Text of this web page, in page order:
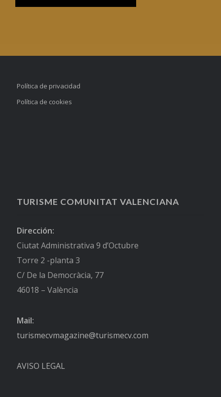
Política de privacidad
Política de cookies
TURISME COMUNITAT VALENCIANA
Dirección:
Ciutat Administrativa 9 d’Octubre
Torre 2 -planta 3
C/ De la Democràcia, 77
46018 – València
Mail:
turismecvmagazine@turismecv.com
AVISO LEGAL